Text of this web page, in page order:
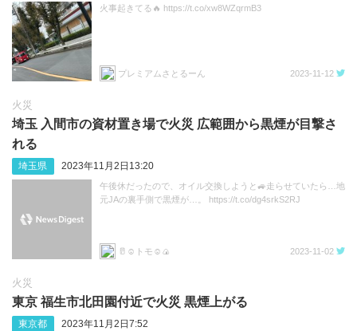
火事起きてる🔥 https://t.co/xw8WZqrmB3
プレミアムさとるーん 2023-11-12
火災
埼玉 入間市の資材置き場で火災 広範囲から黒煙が目撃さ
れる
埼玉県 2023年11月2日13:20
午後休だったので、オイル交換しようと🚙走らせていたら…地
元JAの裏手側で黒煙が…。 https://t.co/dg4srkS2RJ
🥛☺︎トモ☺︎🍙 2023-11-02
火災
東京 福生市北田園付近で火災 黒煙上がる
東京都 2023年11月2日7:52